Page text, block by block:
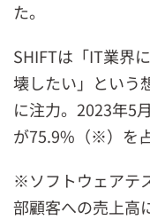
た。
SHIFTは「IT業界
壊したい」という
に注力。2023年5
が75.9%（※）を
※ソフトウェアテ
部顧客への売上高